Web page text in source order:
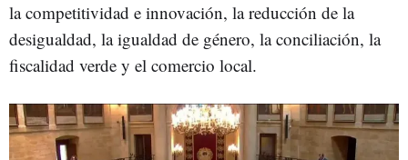
la competitividad e innovación, la reducción de la
desigualdad, la igualdad de género, la conciliación, la
fiscalidad verde y el comercio local.